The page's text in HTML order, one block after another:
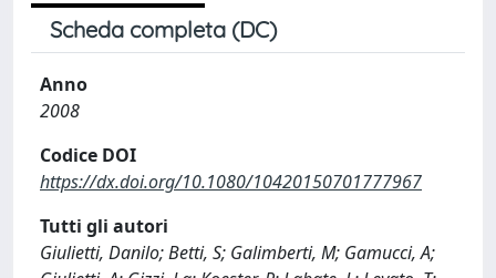
Scheda completa (DC)
Anno
2008
Codice DOI
https://dx.doi.org/10.1080/10420150701777967
Tutti gli autori
Giulietti, Danilo; Betti, S; Galimberti, M; Gamucci, A;